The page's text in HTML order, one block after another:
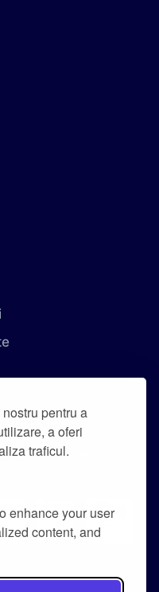
pentru a
a oferi
traficul.
enhance your user
content, and
de sex și a